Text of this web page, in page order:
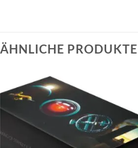
ÄHNLICHE PRODUKTE